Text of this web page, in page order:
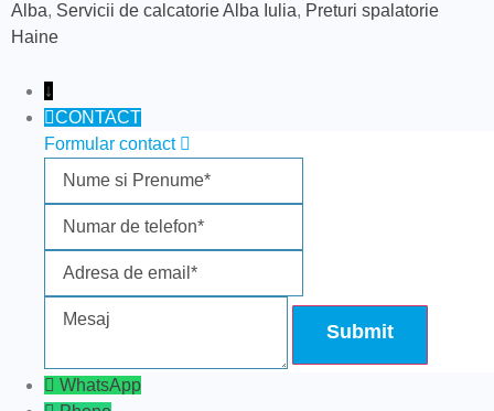
Alba, Servicii de calcatorie Alba Iulia, Preturi spalatorie
Haine
↓
CONTACT
Formular contact
Nume si Prenume
Numar de telefon
Adresa de email
Mesaj
WhatsApp